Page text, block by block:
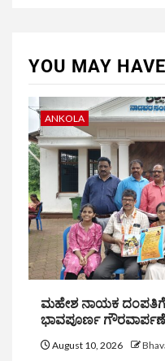
YOU MAY
ANKOLA
ಮಹೇಶ ನಾಯಕ ದಂಪತಿಗೆ
ಭಾವಪೂರ್ಣ ಗೌರವಾರ್ಪಣೆ
August 10, 2026